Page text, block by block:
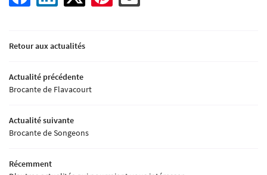
PRODUITS
DE VENTE
ACTUALITÉS
CONTACT
Retour aux actualités
Actualité précédente
Brocante de Flavacourt
Actualité suivante
Brocante de Songeons
Récemment